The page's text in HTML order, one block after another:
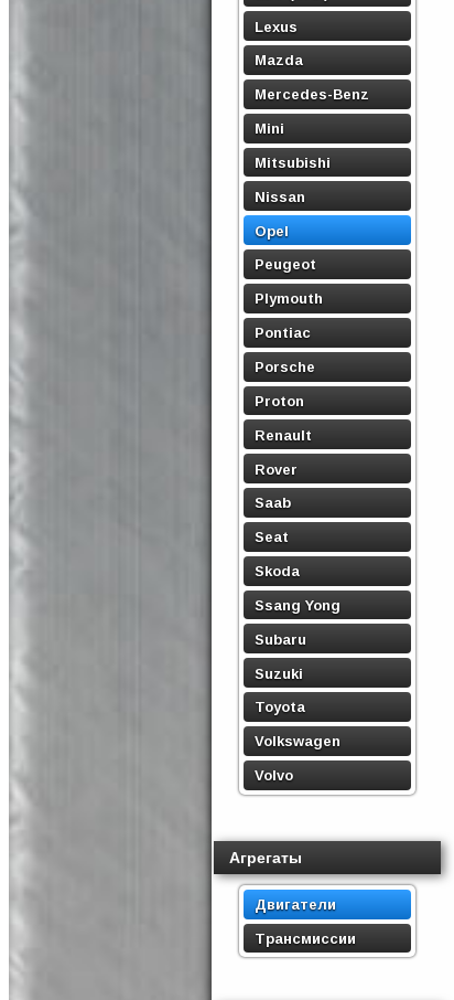
Lexus
Mazda
Mercedes-Benz
Mini
Mitsubishi
Nissan
Opel
Peugeot
Plymouth
Pontiac
Porsche
Proton
Renault
Rover
Saab
Seat
Skoda
Ssang Yong
Subaru
Suzuki
Toyota
Volkswagen
Volvo
Агрегаты
Двигатели
Трансмиссии